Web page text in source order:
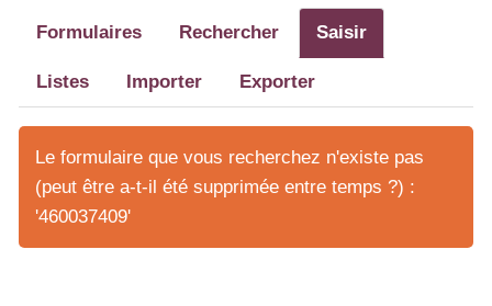
Formulaires Rechercher Saisir
Listes Importer Exporter
Le formulaire que vous recherchez n'existe pas
(peut être a-t-il été supprimée entre temps ?) :
'460037409'